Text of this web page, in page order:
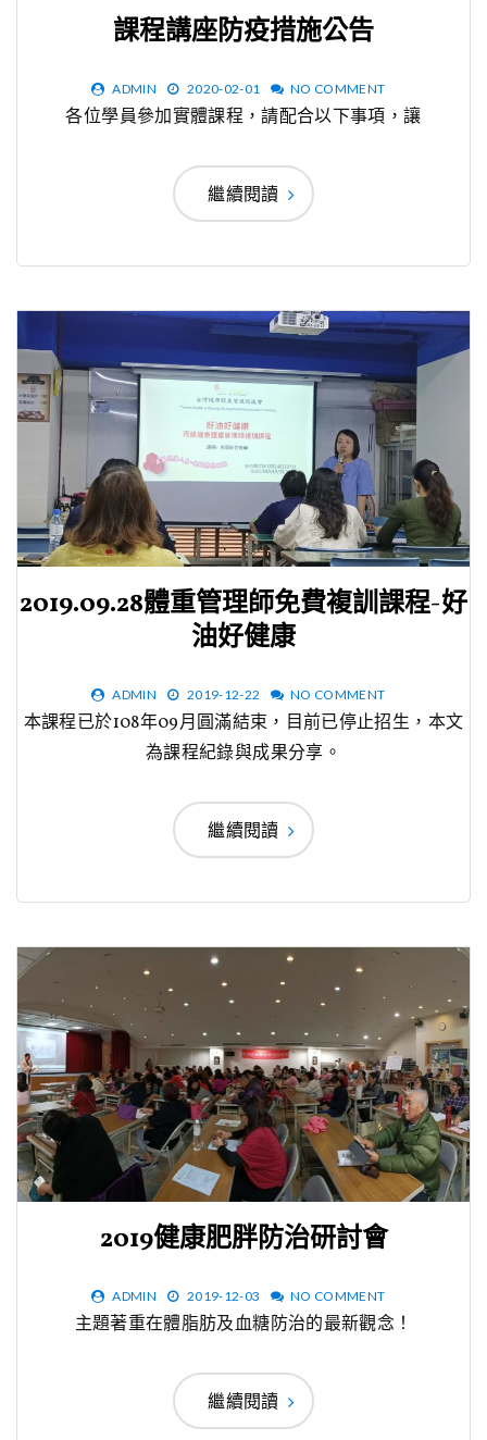
課程講座防疫措施公告
ADMIN 2020-02-01 NO COMMENT
各位學員參加實體課程，請配合以下事項，讓
繼續閱讀
2019.09.28體重管理師免費複訓課程-好
油好健康
ADMIN 2019-12-22 NO COMMENT
本課程已於108年09月圓滿結束，目前已停止招生，本文
為課程紀錄與成果分享。
繼續閱讀
2019健康肥胖防治研討會
ADMIN 2019-12-03 NO COMMENT
主題著重在體脂肪及血糖防治的最新觀念！
繼續閱讀